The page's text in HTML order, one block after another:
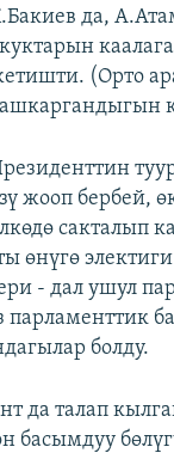
да,
(Орто
жооп бербей,
сакталып
өнүгө
- дал ушул
парламенттик
болду.
да талап
басымдуу